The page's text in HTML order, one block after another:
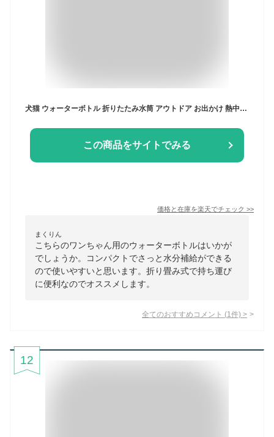
犬猫 ウォーターボトル 折りたたみ水筒 アウトドア お出かけ 熱中症予防 散歩 外出 ドライブ 旅 持ち運び ペティファーム Petifam 折りたたみポータブルウォーターボトル 280ml 500ml
この商品をサイトでみる
価格と在庫を楽天でチェック >>
まくりん
こちらのワンちゃん用のウォーターボトルはいかが
でしょうか。コンパクトでさっと水分補給ができる
ので使いやすいと思います。折り畳み式で持ち運び
に便利なのでオススメします。
全てのおすすめコメント (1 件) >
12